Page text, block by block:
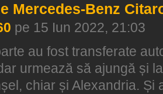
Mercedes-Benz
pe 15 Iun 2022, 21:03
au fost transferate
urmează să ajungă și
chiar și Alexandria. Și